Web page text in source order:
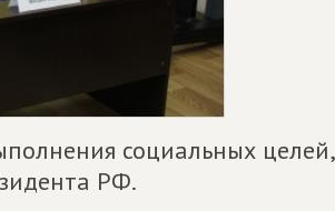
социальных целей,
РФ.